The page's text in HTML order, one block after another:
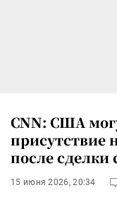
CNN: США
присутствие
после сделки
15 июня 2026, 20:34